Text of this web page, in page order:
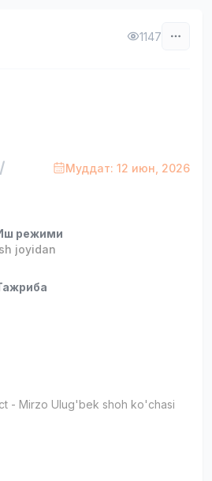
1147
/ Муддат: 12 июн, 2026
режими
joyidan
- Mirzo Ulug'bek shoh ko'chasi